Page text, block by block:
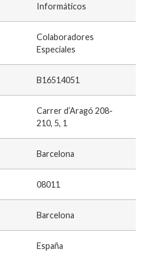
Informáticos
Colaboradores
Especiales
B16514051
Carrer d’Aragó 208-
210, 5, 1
Barcelona
08011
Barcelona
España